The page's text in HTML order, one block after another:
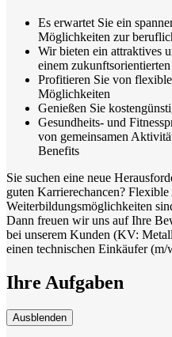
Es erwartet Sie ein
Möglichkeiten zur
Wir bieten ein attraktives
einem
Profitieren Sie von
Möglichkeiten
Genießen Sie
Gesundheits- und
von gemeinsamen
Benefits
Sie suchen eine neue
guten Karrierechancen?
Weiterbildungsmöglichkeiten
Dann freuen wir uns auf Ihre
bei unserem Kunden (KV:
einen technischen Einkäufer
Ihre Aufgaben
Ausblenden